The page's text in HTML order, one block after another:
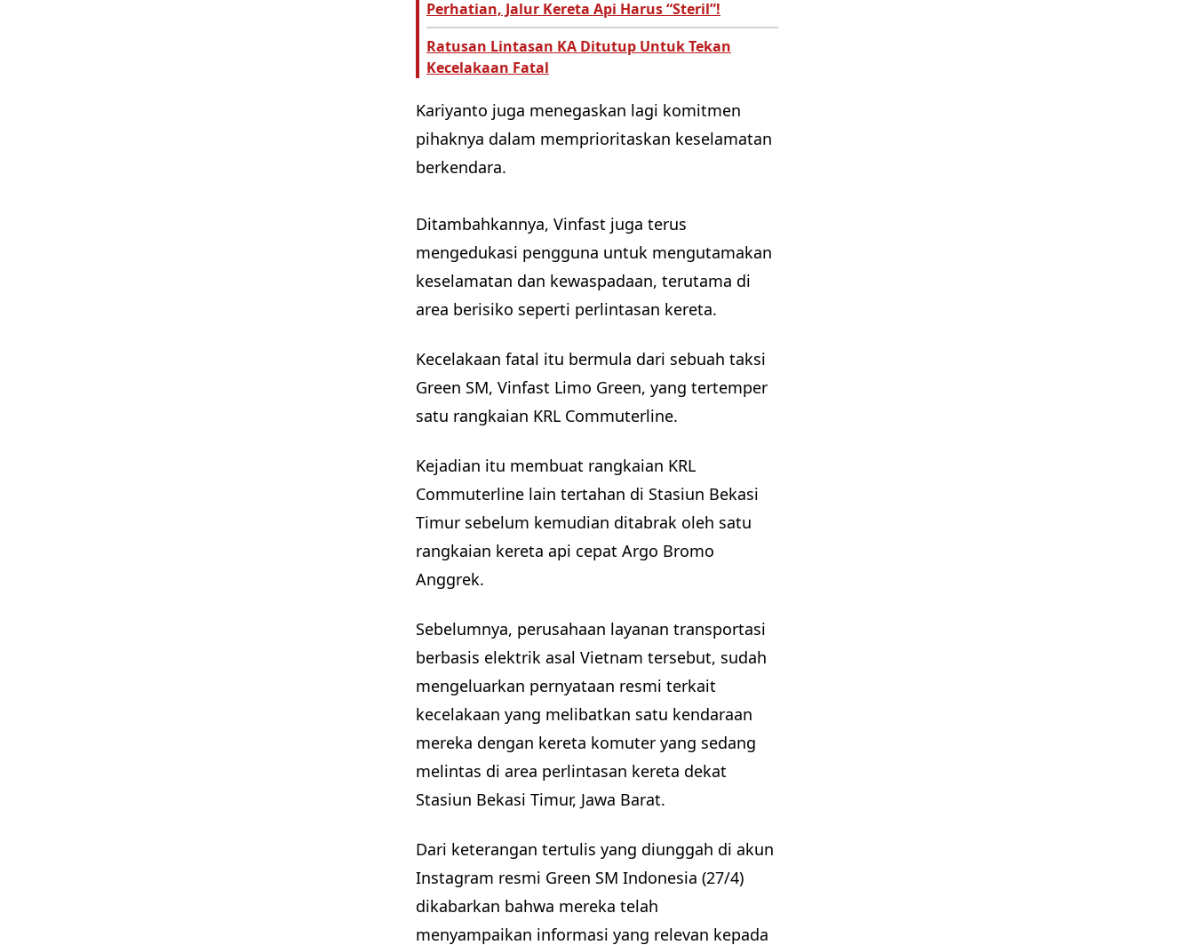
Perhatian, Jalur Kereta Api Harus “Steril”!
Ratusan Lintasan KA Ditutup Untuk Tekan
Kecelakaan Fatal
Kariyanto juga menegaskan lagi komitmen
pihaknya dalam memprioritaskan keselamatan
berkendara.
Ditambahkannya, Vinfast juga terus
mengedukasi pengguna untuk mengutamakan
keselamatan dan kewaspadaan, terutama di
area berisiko seperti perlintasan kereta.
Kecelakaan fatal itu bermula dari sebuah taksi
Green SM, Vinfast Limo Green, yang tertemper
satu rangkaian KRL Commuterline.
Kejadian itu membuat rangkaian KRL
Commuterline lain tertahan di Stasiun Bekasi
Timur sebelum kemudian ditabrak oleh satu
rangkaian kereta api cepat Argo Bromo
Anggrek.
Sebelumnya, perusahaan layanan transportasi
berbasis elektrik asal Vietnam tersebut, sudah
mengeluarkan pernyataan resmi terkait
kecelakaan yang melibatkan satu kendaraan
mereka dengan kereta komuter yang sedang
melintas di area perlintasan kereta dekat
Stasiun Bekasi Timur, Jawa Barat.
Dari keterangan tertulis yang diunggah di akun
Instagram resmi Green SM Indonesia (27/4)
dikabarkan bahwa mereka telah
menyampaikan informasi yang relevan kepada